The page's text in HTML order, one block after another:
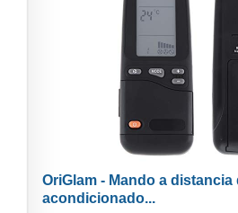
OriGlam - Mando a distancia
acondicionado...